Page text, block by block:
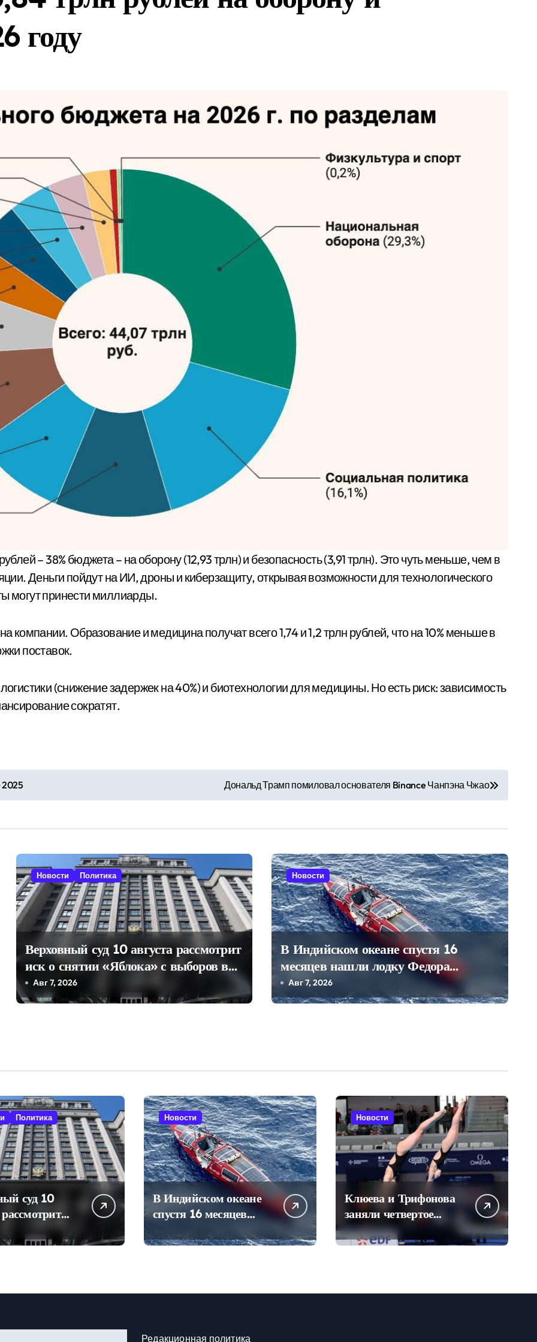
для скрывающихся за рубежом преступников и иноагентов
курортов в рамках проекта «Пять морей и озеро Байкал»
новый современный аэропорт для роста турпотока
году
Деньги пойдут на ИИ, дроны и киберзащиту, открывая возможности для технологического
могут принести миллиарды.
компании. Образование и медицина получат всего 1,74 и 1,2 трлн рублей, что на 10% меньше в
поставок.
(снижение задержек на 40%) и биотехнологии для медицины. Но есть риск: зависимость
сократят.
2025 Дональд Трамп помиловал основателя Binance Чанпэна Чжао
Новости Политика
Верховный суд 10 августа рассмотрит
иск о снятии «Яблока» с выборов в
Госдуму
Авг 7, 2026
Новости
В Индийском океане спустя 16
месяцев нашли лодку Федора
Конюхова
Авг 7, 2026
Политика
суд 10
рассмотрит
«Яблока»
в Госдуму
Новости
В Индийском океане
спустя 16 месяцев
Конюхова
Новости
Клюева и Трифонова
заняли четвертое
место в синхронных
прыжках в воду на
Редакционная политика